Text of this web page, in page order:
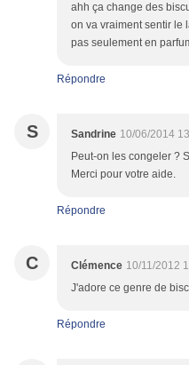
ahh ça change des
on va vraiment sentir le
pas seulement en
Répondre
S Sandrine 10/06/2014
Peut-on les congeler ?
Merci pour votre aide.
Répondre
C Clémence 10/11/2012
J'adore ce genre de
Répondre